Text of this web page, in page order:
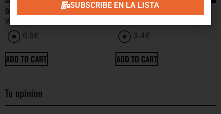
Split
WEEPING MINDS OF SILENCE
6.8€
ADD TO CART
3.4€
ADD TO CART
Tu opinion
SUBSCRIBE EN LA LISTA